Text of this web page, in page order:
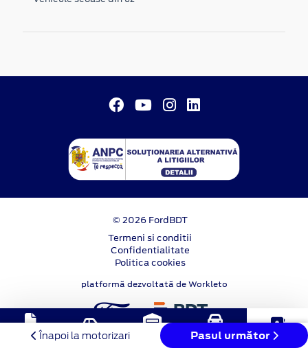
Înapoi la motorizari Pasul următor
© 2026 FordBDT
Termeni si conditii
Confidentialitate
Politica cookies
platformă dezvoltată de Workleto
Solicitare
oferta Test Drive Stoc
online
Programare
service Contact